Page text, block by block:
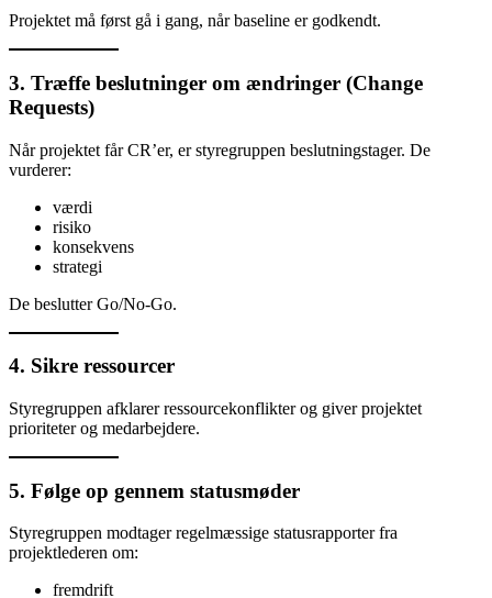
Projektet må først gå i gang, når baseline er godkendt.
3. Træffe beslutninger om ændringer (Change
Requests)
Når projektet får CR’er, er styregruppen beslutningstager. De
vurderer:
værdi
risiko
konsekvens
strategi
De beslutter Go/No-Go.
4. Sikre ressourcer
Styregruppen afklarer ressourcekonflikter og giver projektet
prioriteter og medarbejdere.
5. Følge op gennem statusmøder
Styregruppen modtager regelmæssige statusrapporter fra
projektlederen om:
fremdrift